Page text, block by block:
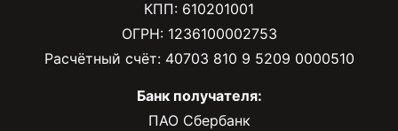
КПП: 610201001
ОГРН: 1236100002753
Расчётный счёт: 40703 810 9 5209 0000510
Банк получателя:
ПАО Сбербанк